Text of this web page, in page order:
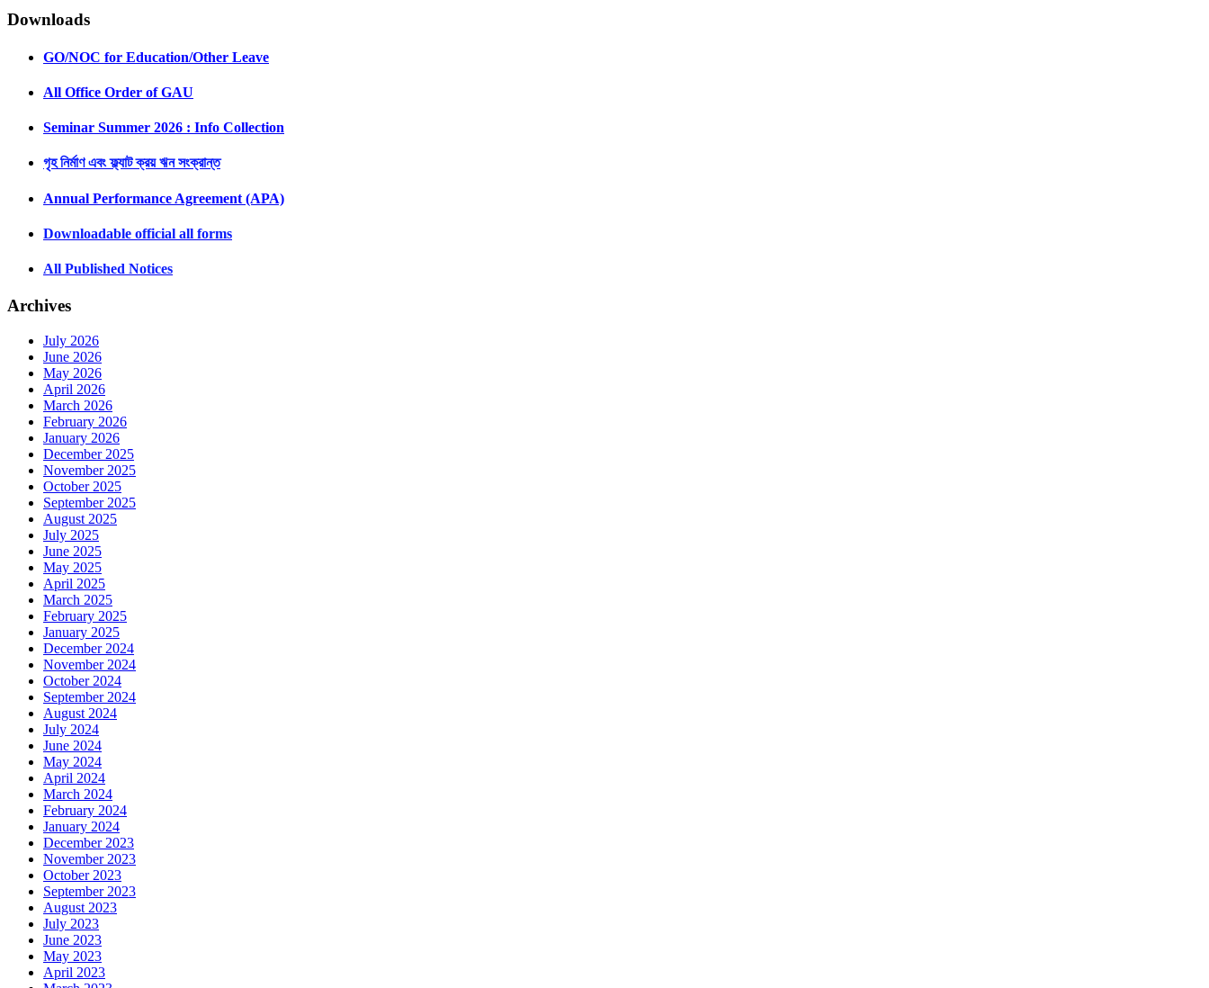
Downloads
GO/NOC for Education/Other Leave
All Office Order of GAU
Seminar Summer 2026 : Info Collection
গৃহ নির্মাণ এবং ফ্ল্যাট ক্রয় ঋন সংক্রান্ত
Annual Performance Agreement (APA)
Downloadable official all forms
All Published Notices
Archives
July 2026
June 2026
May 2026
April 2026
March 2026
February 2026
January 2026
December 2025
November 2025
October 2025
September 2025
August 2025
July 2025
June 2025
May 2025
April 2025
March 2025
February 2025
January 2025
December 2024
November 2024
October 2024
September 2024
August 2024
July 2024
June 2024
May 2024
April 2024
March 2024
February 2024
January 2024
December 2023
November 2023
October 2023
September 2023
August 2023
July 2023
June 2023
May 2023
April 2023